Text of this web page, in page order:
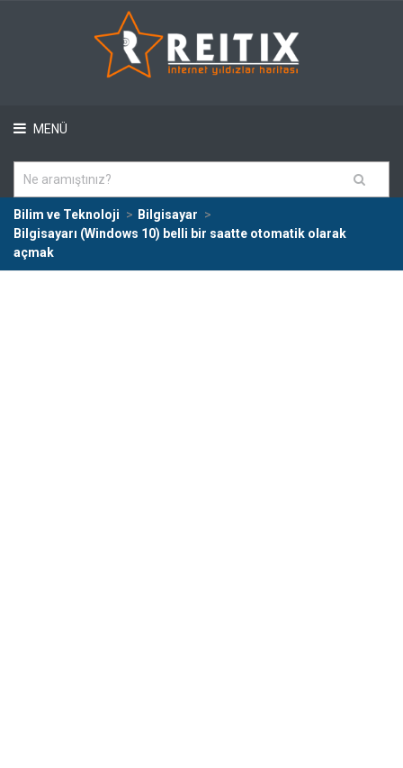
MENÜ
Bilim ve Teknoloji
Bilgisayar
Bilgisayarı (Windows 10) belli bir saatte otomatik olarak
açmak